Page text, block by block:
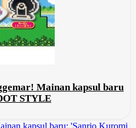
Mainan kapsul baru
STYLE